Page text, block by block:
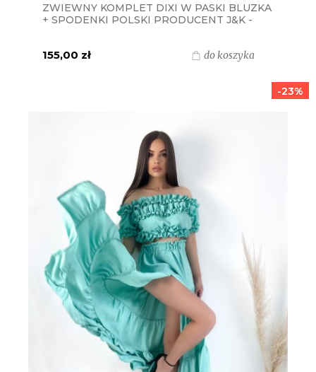
ZWIEWNY KOMPLET DIXI W PASKI BLUZKA
+ SPODENKI POLSKI PRODUCENT J&K -
155,00 zł do koszyka
-23%